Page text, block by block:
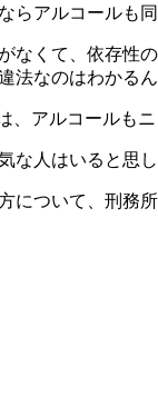
らアルコールも
なくて、依存性
法なのはわかる
、アルコールも
な人はいると思
について、刑務